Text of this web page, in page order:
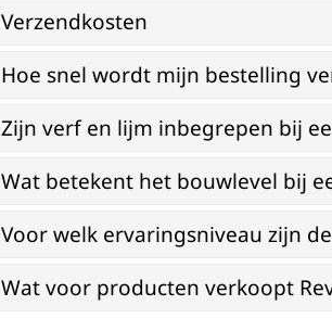
Verzendkosten
Hoe snel wordt mijn bestelling
Zijn verf en lijm inbegrepen bij
Wat betekent het bouwlevel bij
Voor welk ervaringsniveau zijn
Wat voor producten verkoopt